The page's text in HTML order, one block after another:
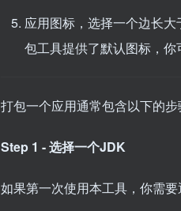
应用图标，选择一个边长
包工具提供了默认图标，你
打包一个应用通常包含以下的步
Step 1 - 选择一个JDK
如果第一次使用本工具，你需